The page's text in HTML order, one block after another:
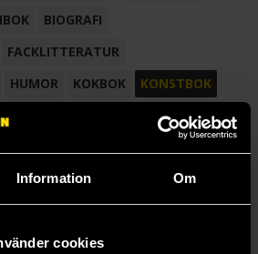
Information Om
cookies
BIOGRAFI
FACKLITTERATUR
HUMOR KOKBOK
KONSTBOK
NOVELL
& MÅLA TECKNAD SERIE